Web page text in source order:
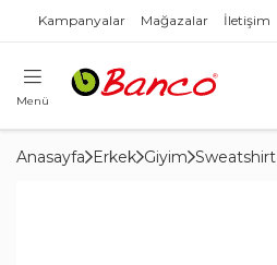
Kampanyalar Mağazalar İletişim
Menü
Anasayfa Erkek Giyim Sweatshirt